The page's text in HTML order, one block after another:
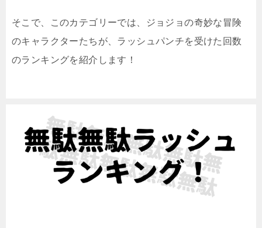
そこで、このカテゴリーでは、ジョジョの奇妙な冒険
のキャラクターたちが、ラッシュパンチを受けた回数
のランキングを紹介します！